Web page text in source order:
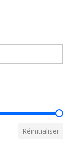
Réinitialiser